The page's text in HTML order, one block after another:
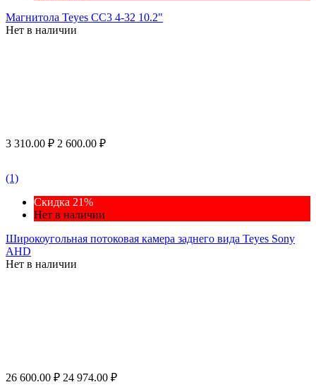
Магнитола Teyes CC3 4-32 10.2"
Нет в наличии
3 310.00 ₽ 2 600.00 ₽
(1)
Скидка 21%
Нет в наличии
Широкоугольная потоковая камера заднего вида Teyes Sony
AHD
Нет в наличии
26 600.00 ₽ 24 974.00 ₽